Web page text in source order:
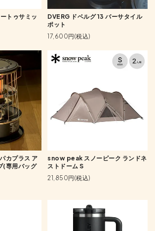
トゥサミッ
DVERG ドベルグ 13 バーサタイル
ポット
17,600円(税込)
カプラス ア
(専用バッグ
snow peak スノーピーク ランドネ
ストドーム S
21,850円(税込)